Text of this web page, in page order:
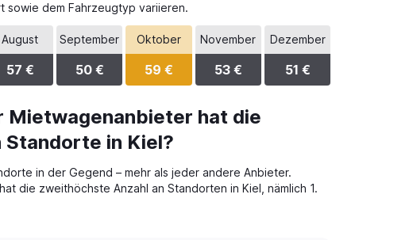
sowie dem Fahrzeugtyp variieren.
August
57 €
September
50 €
Oktober
59 €
November
53 €
Dezember
51 €
Mietwagenanbieter hat die
Standorte in Kiel?
in der Gegend – mehr als jeder andere Anbieter.
hat die zweithöchste Anzahl an Standorten in Kiel, nämlich 1.